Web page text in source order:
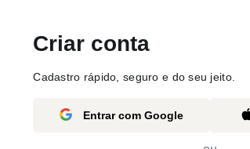
Criar conta
Cadastro rápido, seguro e do seu jeito.
Entrar com Google